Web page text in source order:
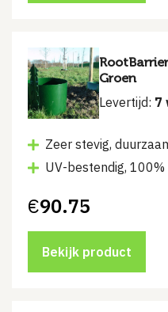
Groen
Levertijd: 7
Zeer stevig,
UV-bestendig,
€90.75
Bekijk product